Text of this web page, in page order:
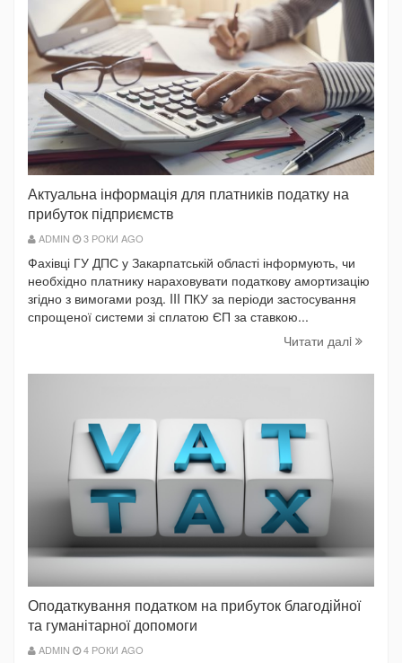
Актуальна інформація для платників податку на
прибуток підприємств
ADMIN 3 РОКИ AGO
Фахівці ГУ ДПС у Закарпатській області інформують, чи
необхідно платнику нараховувати податкову амортизацію
згідно з вимогами розд. III ПКУ за періоди застосування
спрощеної системи зі сплатою ЄП за ставкою...
Читати далi
Оподаткування податком на прибуток благодійної
та гуманітарної допомоги
ADMIN 4 РОКИ AGO